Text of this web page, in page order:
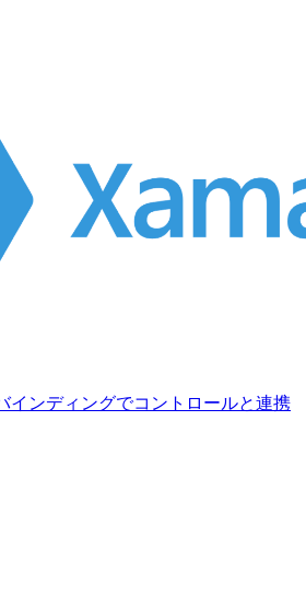
インディングでコントロールと連携